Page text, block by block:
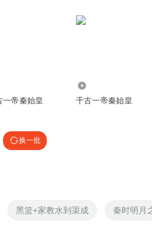
一帝秦始皇 千古一帝秦始皇
换一批
黑篮+家教水到渠成 秦时明月之